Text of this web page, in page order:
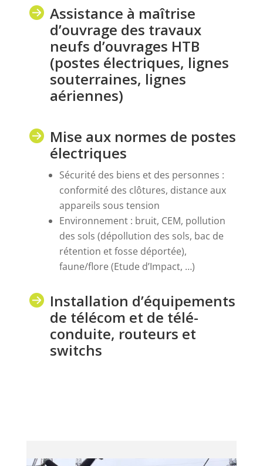
Assistance à maîtrise
d’ouvrage des travaux
neufs d’ouvrages HTB
(postes électriques, lignes
souterraines, lignes
aériennes)
Mise aux normes de postes
électriques
Sécurité des biens et des personnes :
conformité des clôtures, distance aux
appareils sous tension
Environnement : bruit, CEM, pollution
des sols (dépollution des sols, bac de
rétention et fosse déportée),
faune/flore (Etude d’Impact, …)
Installation d’équipements
de télécom et de télé-
conduite, routeurs et
switchs